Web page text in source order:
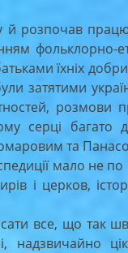
розпочав
фольклорно-
їхніх
затятими
розмови
серці багато
та
мало не по
і церков,
все, що так